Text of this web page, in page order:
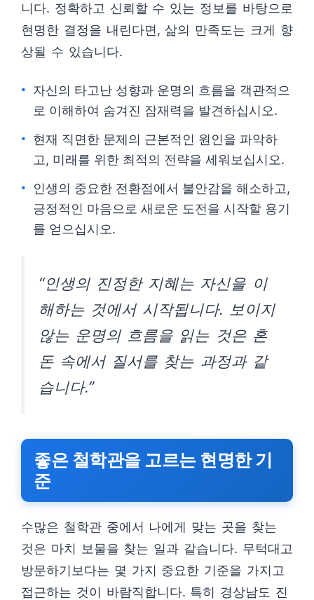
니다. 정확하고 신뢰할 수 있는 정보를 바탕으로
현명한 결정을 내린다면, 삶의 만족도는 크게 향
상될 수 있습니다.
자신의 타고난 성향과 운명의 흐름을 객관적으
로 이해하여 숨겨진 잠재력을 발견하십시오.
현재 직면한 문제의 근본적인 원인을 파악하
고, 미래를 위한 최적의 전략을 세워보십시오.
인생의 중요한 전환점에서 불안감을 해소하고,
긍정적인 마음으로 새로운 도전을 시작할 용기
를 얻으십시오.
“인생의 진정한 지혜는 자신을 이
해하는 것에서 시작됩니다. 보이지
않는 운명의 흐름을 읽는 것은 혼
돈 속에서 질서를 찾는 과정과 같
습니다.”
좋은 철학관을 고르는 현명한 기
준
수많은 철학관 중에서 나에게 맞는 곳을 찾는
것은 마치 보물을 찾는 일과 같습니다. 무턱대고
방문하기보다는 몇 가지 중요한 기준을 가지고
접근하는 것이 바람직합니다. 특히 경상남도 진